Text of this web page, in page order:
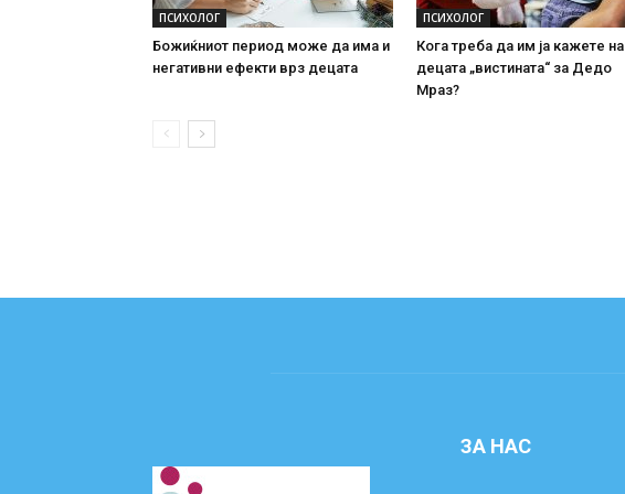
ПСИХОЛОГ
Божиќниот период може да има и
негативни ефекти врз децата
ПСИХОЛОГ
Кога треба да им ја кажете на
децата „вистината“ за Дедо
Мраз?
ЗА НАС